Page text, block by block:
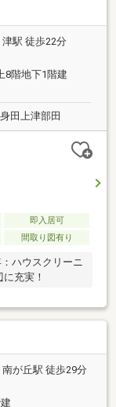
駅 徒歩22分
8階地下1階建
田上津部田
即入居可
間取り図有り
ハウスクリーニ
充実！
が丘駅 徒歩29分